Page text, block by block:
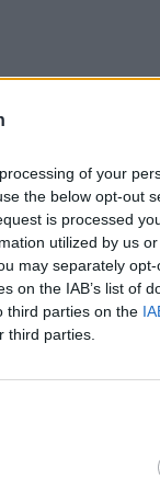
of your
the below opt-out
is processed
utilized by us
may separately
on the IAB’s list of
third parties on the
third parties.
gali